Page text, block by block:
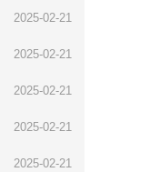
2025-02-21
2025-02-21
2025-02-21
2025-02-21
2025-02-21